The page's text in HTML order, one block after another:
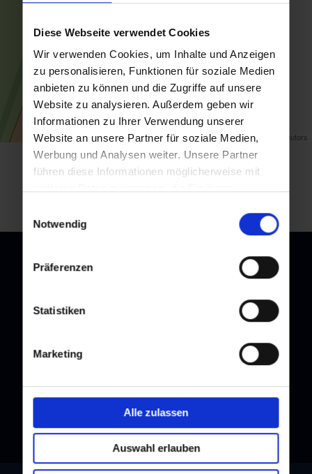
Diese Webseite verwendet Cookies
Wir verwenden Cookies, um Inhalte und Anzeigen
zu personalisieren, Funktionen für soziale Medien
anbieten zu können und die Zugriffe auf unsere
Website zu analysieren. Außerdem geben wir
Informationen zu Ihrer Verwendung unserer
Website an unsere Partner für soziale Medien,
Werbung und Analysen weiter. Unsere Partner
führen diese Informationen möglicherweise mit
Nutzung der Dienste gesammelt haben.
Notwendig
Präferenzen
Statistiken
Marketing
Alle zulassen
Auswahl erlauben
Map data ©OpenStreetMap contributors
Zurück zur Übersicht